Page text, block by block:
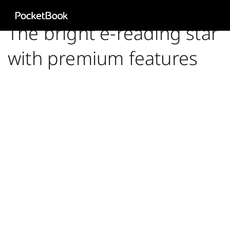
HD
The bright e-reading star
with premium features